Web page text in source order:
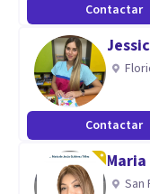
Contactar
Contactar
San